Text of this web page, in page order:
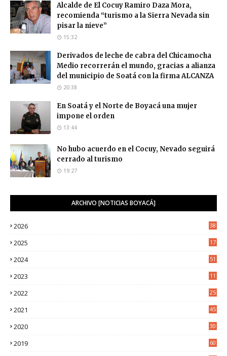
Alcalde de El Cocuy Ramiro Daza Mora,
recomienda “turismo a la Sierra Nevada sin
pisar la nieve”
15:32
Derivados de leche de cabra del Chicamocha
Medio recorrerán el mundo, gracias a alianza
del municipio de Soatá con la firma ALCANZA
20:38
En Soatá y el Norte de Boyacá una mujer
impone el orden
13:44
No hubo acuerdo en el Cocuy, Nevado seguirá
cerrado al turismo
19:27
ARCHIVO [NOTICIAS BOYACÁ]
2026 38
2025
17
2024 51
2023
11
2022
25
2021
45
2020
30
2019 60